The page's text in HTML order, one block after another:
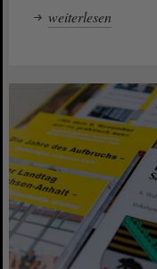
weiterlesen